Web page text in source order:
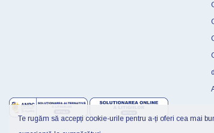
Te rugăm să accepți cookie-urile pentru a-ți oferi cea mai